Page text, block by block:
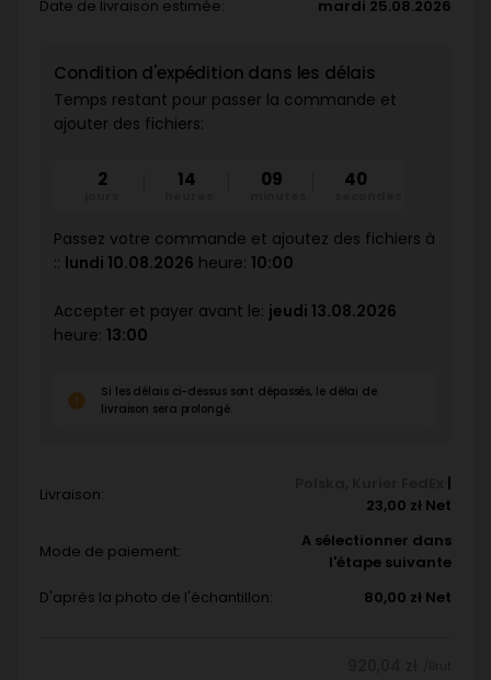
Date de livraison estimée: mardi 25.08.2026
Condition d'expédition dans les délais
Temps restant pour passer la commande et
ajouter des fichiers:
2 14 09 38
Passez votre commande et ajoutez des fichiers à
:: lundi 10.08.2026 heure: 10:00
Accepter et payer avant le: jeudi 13.08.2026
heure: 13:00
Si les délais ci-dessus sont dépassés, le délai de
livraison sera prolongé.
Livraison:
|
23,00 zł Net
Mode de paiement:
A sélectionner dans
l'étape suivante
D'après la photo de l'échantillon:
80,00 zł Net